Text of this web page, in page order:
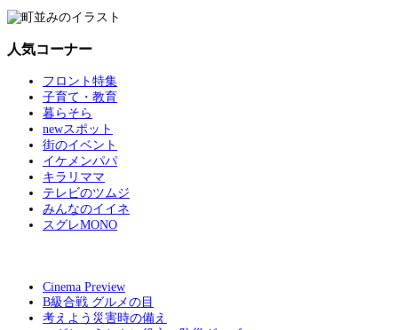
人気コーナー
フロント特集
子育て・教育
暮らそら
newスポット
街のイベント
イケメンパパ
キラリママ
テレビのツムジ
みんなのイイネ
スグレMONO
Cinema Preview
B級合戦 グルメの目
考えよう災害時の備え